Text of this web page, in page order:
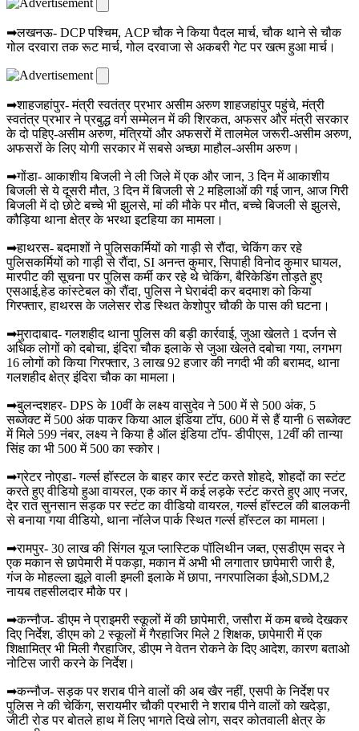
➡लखनऊ- DCP पश्चिम, ACP चौक ने किया पैदल मार्च, चौक थाने से चौक
गोल दरवारा तक रूट मार्च, गोल दरवाजा से अकबरी गेट पर खत्म हुआ मार्च।
➡शाहजहांपुर- मंत्री स्वतंत्र प्रभार असीम अरुण शाहजहांपुर पहुंचे, मंत्री
स्वतंत्र प्रभार ने प्रबुद्ध वर्ग सम्मेलन में की शिरकत, अफसर और मंत्री सरकार
के दो पहिए-असीम अरुण, मंत्रियों और अफसरों में तालमेल जरूरी-असीम अरुण,
अफसरों के लिए योगी सरकार में सबसे अच्छा माहौल-असीम अरुण।
➡गोंडा- आकाशीय बिजली ने ली जिले में एक और जान, 3 दिन में आकाशीय
बिजली से ये दूसरी मौत, 3 दिन में बिजली से 2 महिलाओं की गई जान, आज गिरी
बिजली में दो छोटे बच्चे भी झुलसे, मां की मौके पर मौत, बच्चे बिजली से झुलसे,
कौड़िया थाना क्षेत्र के भरथा इटहिया का मामला।
➡हाथरस- बदमाशों ने पुलिसकर्मियों को गाड़ी से रौंदा, चेकिंग कर रहे
पुलिसकर्मियों को गाड़ी से रौंदा, SI अनन्त कुमार, सिपाही विनोद कुमार घायल,
मारपीट की सूचना पर पुलिस कर्मी कर रहे थे चेकिंग, बैरिकेडिंग तोड़ते हुए
एसआई,हेड कांस्टेबल को रौंदा, पुलिस ने घेराबंदी कर बदमाश को किया
गिरफ्तार, हाथरस के जलेसर रोड स्थित केशोपुर चौकी के पास की घटना।
➡मुरादाबाद- गलशहीद थाना पुलिस की बड़ी कार्रवाई, जुआ खेलते 1 दर्जन से
अधिक लोगों को दबोचा, इंदिरा चौक इलाके से जुआ खेलते दबोचा गया, लगभग
16 लोगों को किया गिरफ्तार, 3 लाख 92 हजार की नगदी भी की बरामद, थाना
गलशहीद क्षेत्र इंदिरा चौक का मामला।
➡बुलन्दशहर- DPS के 10वीं के लक्ष्य वासुदेव ने 500 में से 500 अंक, 5
सब्जेक्ट में 500 अंक पाकर किया आल इंडिया टॉप, 600 में से हैं यानी 6 सब्जेक्ट
में मिले 599 नंबर, लक्ष्य ने किया है ऑल इंडिया टॉप- डीपीएस, 12वीं की तान्या
सिंह का भी 500 में 500 का स्कोर।
➡ग्रेटर नोएडा- गर्ल्स हॉस्टल के बाहर कार स्टंट करते शोहदे, शोहदों का स्टंट
करते हुए वीडियो हुआ वायरल, एक कार में कई लड़के स्टंट करते हुए आए नजर,
देर रात सुनसान सड़क पर स्टंट का वीडियो वायरल, गर्ल्स हॉस्टल की बालकनी
से बनाया गया वीडियो, थाना नॉलेज पार्क स्थित गर्ल्स हॉस्टल का मामला।
➡रामपुर- 30 लाख की सिंगल यूज प्लास्टिक पॉलिथीन जब्त, एसडीएम सदर ने
एक मकान से छापेमारी में पकड़ा, मकान में अभी भी लगातार छापेमारी जारी है,
गंज के मोहल्ला झूले वाली इमली इलाके में छापा, नगरपालिका ईओ,SDM,2
नायब तहसीलदार मौके पर।
➡कन्नौज- डीएम ने प्राइमरी स्कूलों में की छापेमारी, जसौरा में कम बच्चे देखकर
दिए निर्देश, डीएम को 2 स्कूलों में गैरहाजिर मिले 2 शिक्षक, छापेमारी में एक
शिक्षामित्र भी मिली गैरहाजिर, डीएम ने वेतन रोकने के दिए आदेश, कारण बताओ
नोटिस जारी करने के निर्देश।
➡कन्नौज- सड़क पर शराब पीने वालों की अब खैर नहीं, एसपी के निर्देश पर
पुलिस ने की चेकिंग, सरायमीर चौकी प्रभारी ने शराब पीने वालों को खदेड़ा,
जीटी रोड पर बोतले हाथ में लिए भागते दिखे लोग, सदर कोतवाली क्षेत्र के